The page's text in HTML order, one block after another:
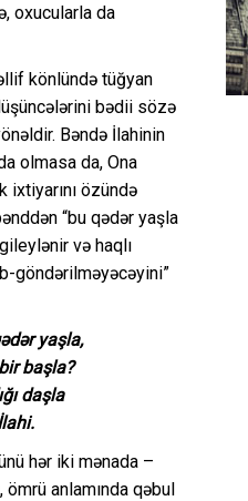
oxucularla da
könlündə tüğyan
bədii sözə
Bəndə İlahinin
olmasa da, Ona
ixtiyarını özündə
“bu qədər yaşla
və haqlı
göndərilməyəcəyini”
yaşla,
başla?
daşla
hər iki mənada –
ömrü anlamında qəbul